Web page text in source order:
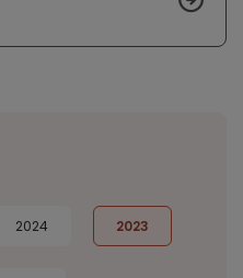
2024 2023